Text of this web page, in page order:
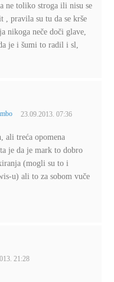
ne toliko stroga ili nisu se
pravila su tu da se krše
nikoga neče doči glave,
je i šumi to radil i sl,
23.09.2013. 07:36
ali treća opomena
je da je mark to dobro
(mogli su to i
u) ali to za sobom vuče
21:28